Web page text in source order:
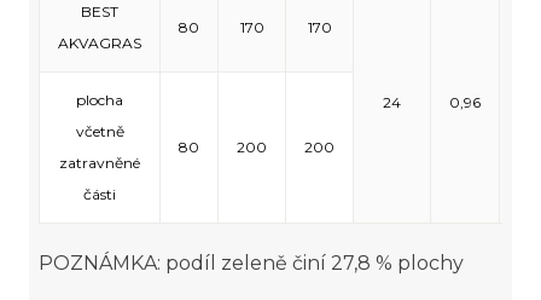
BEST
AKVAGRAS
80 170 170
24 0,96
plocha
včetně
zatravněné
části
80 200 200
POZNÁMKA: podíl zeleně činí 27,8 % plochy